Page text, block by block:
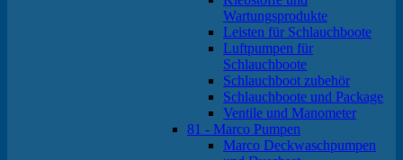
Wartungsprodukte
Leisten für Schlauchboote
Luftpumpen für
Schlauchboote
Schlauchboot zubehör
Schlauchboote und Package
Ventile und Manometer
81 - Marco Pumpen
Marco Deckwaschpumpen